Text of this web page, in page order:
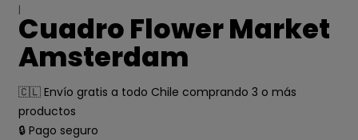
|
Cuadro Flower Market
Amsterdam
🇨🇱 Envío gratis a todo Chile comprando 3 o más
productos
🔒 Pago seguro